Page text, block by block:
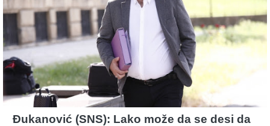
Đukanović (SNS): Lako može da se desi da